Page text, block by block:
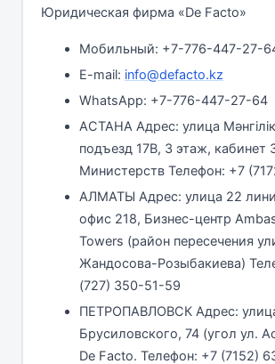
Юридическая фирма «De Facto»
Мобильный: +7-776-447-27-
E-mail: info@defacto.kz
WhatsApp: +7-776-447-27-64
АСТАНА Адрес: улица
подъезд 17В, 3 этаж, кабинет
Министерств Телефон: +7
АЛМАТЫ Адрес: улица 22
офис 218, Бизнес-центр
Towers (район пересечения
Жандосова-Розыбакиева)
(727) 350-51-59
ПЕТРОПАВЛОВСК Адрес:
Брусиловского, 74 (угол ул.
De Facto. Телефон: +7 (7152)